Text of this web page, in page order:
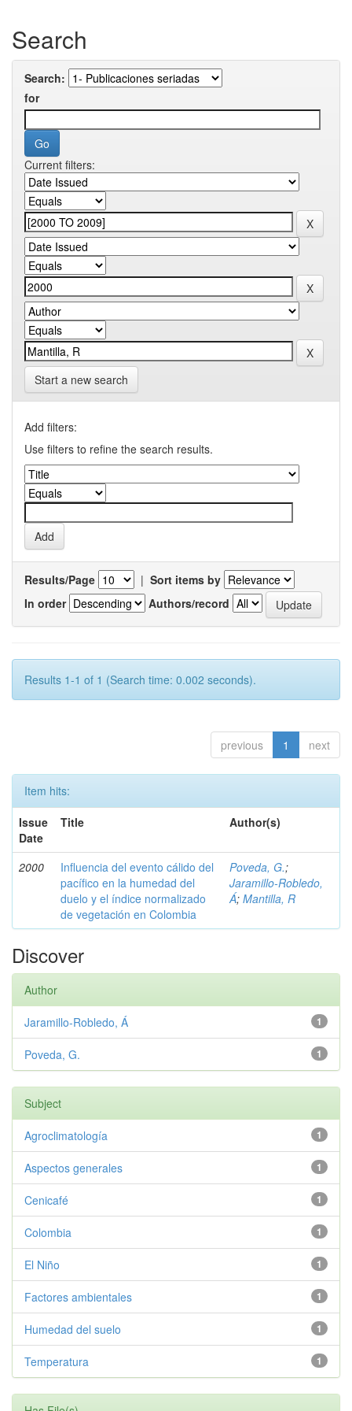
Search
Search:
for
Current filters:
Start a new search
Add filters:
Use filters to refine the search results.
Results/Page | Sort items by
In order
Authors/record
Results 1-1 of 1 (Search time: 0.002 seconds).
previous 1 next
Item hits:
Issue
Date
Title Author(s)
2000
Influencia del evento cálido del
pacífico en la humedad del
duelo y el índice normalizado
de vegetación en Colombia
Poveda, G.;
Jaramillo-Robledo,
Á; Mantilla, R
Discover
Author
1
Jaramillo-Robledo, Á
1
Poveda, G.
Subject
1
Agroclimatología
1
Aspectos generales
1
Cenicafé
1
Colombia
1
El Niño
1
Factores ambientales
1
Humedad del suelo
1
Temperatura